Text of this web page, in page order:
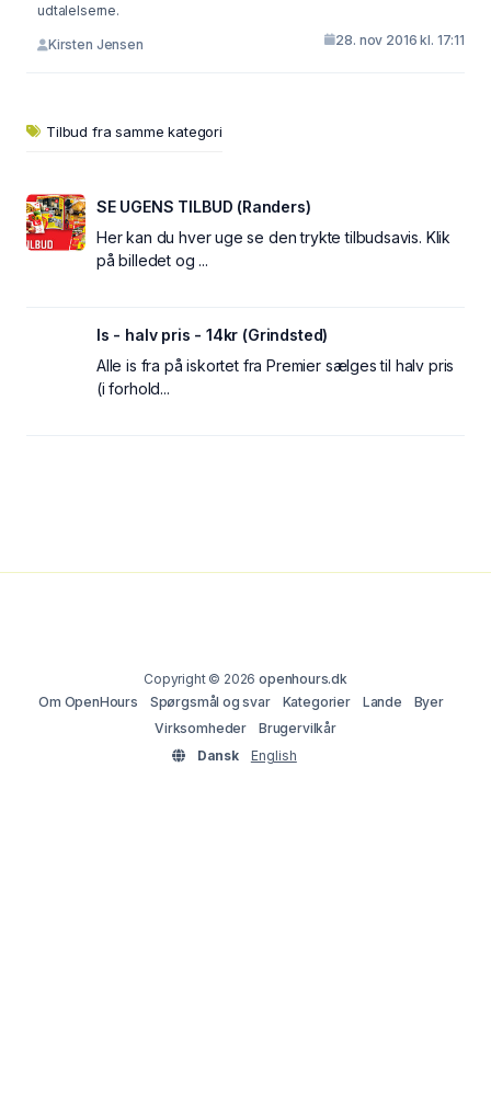
udtalelserne.
Kirsten Jensen 28. nov 2016 kl. 17:11
Tilbud fra samme kategori
SE UGENS TILBUD (Randers)
Her kan du hver uge se den trykte tilbudsavis. Klik
på billedet og ...
Is - halv pris - 14kr (Grindsted)
Alle is fra på iskortet fra Premier sælges til halv pris
(i forhold...
Copyright © 2026openhours.dk
Om OpenHours
Spørgsmål og svar Kategorier Lande
Byer
Virksomheder
Brugervilkår
Dansk
English